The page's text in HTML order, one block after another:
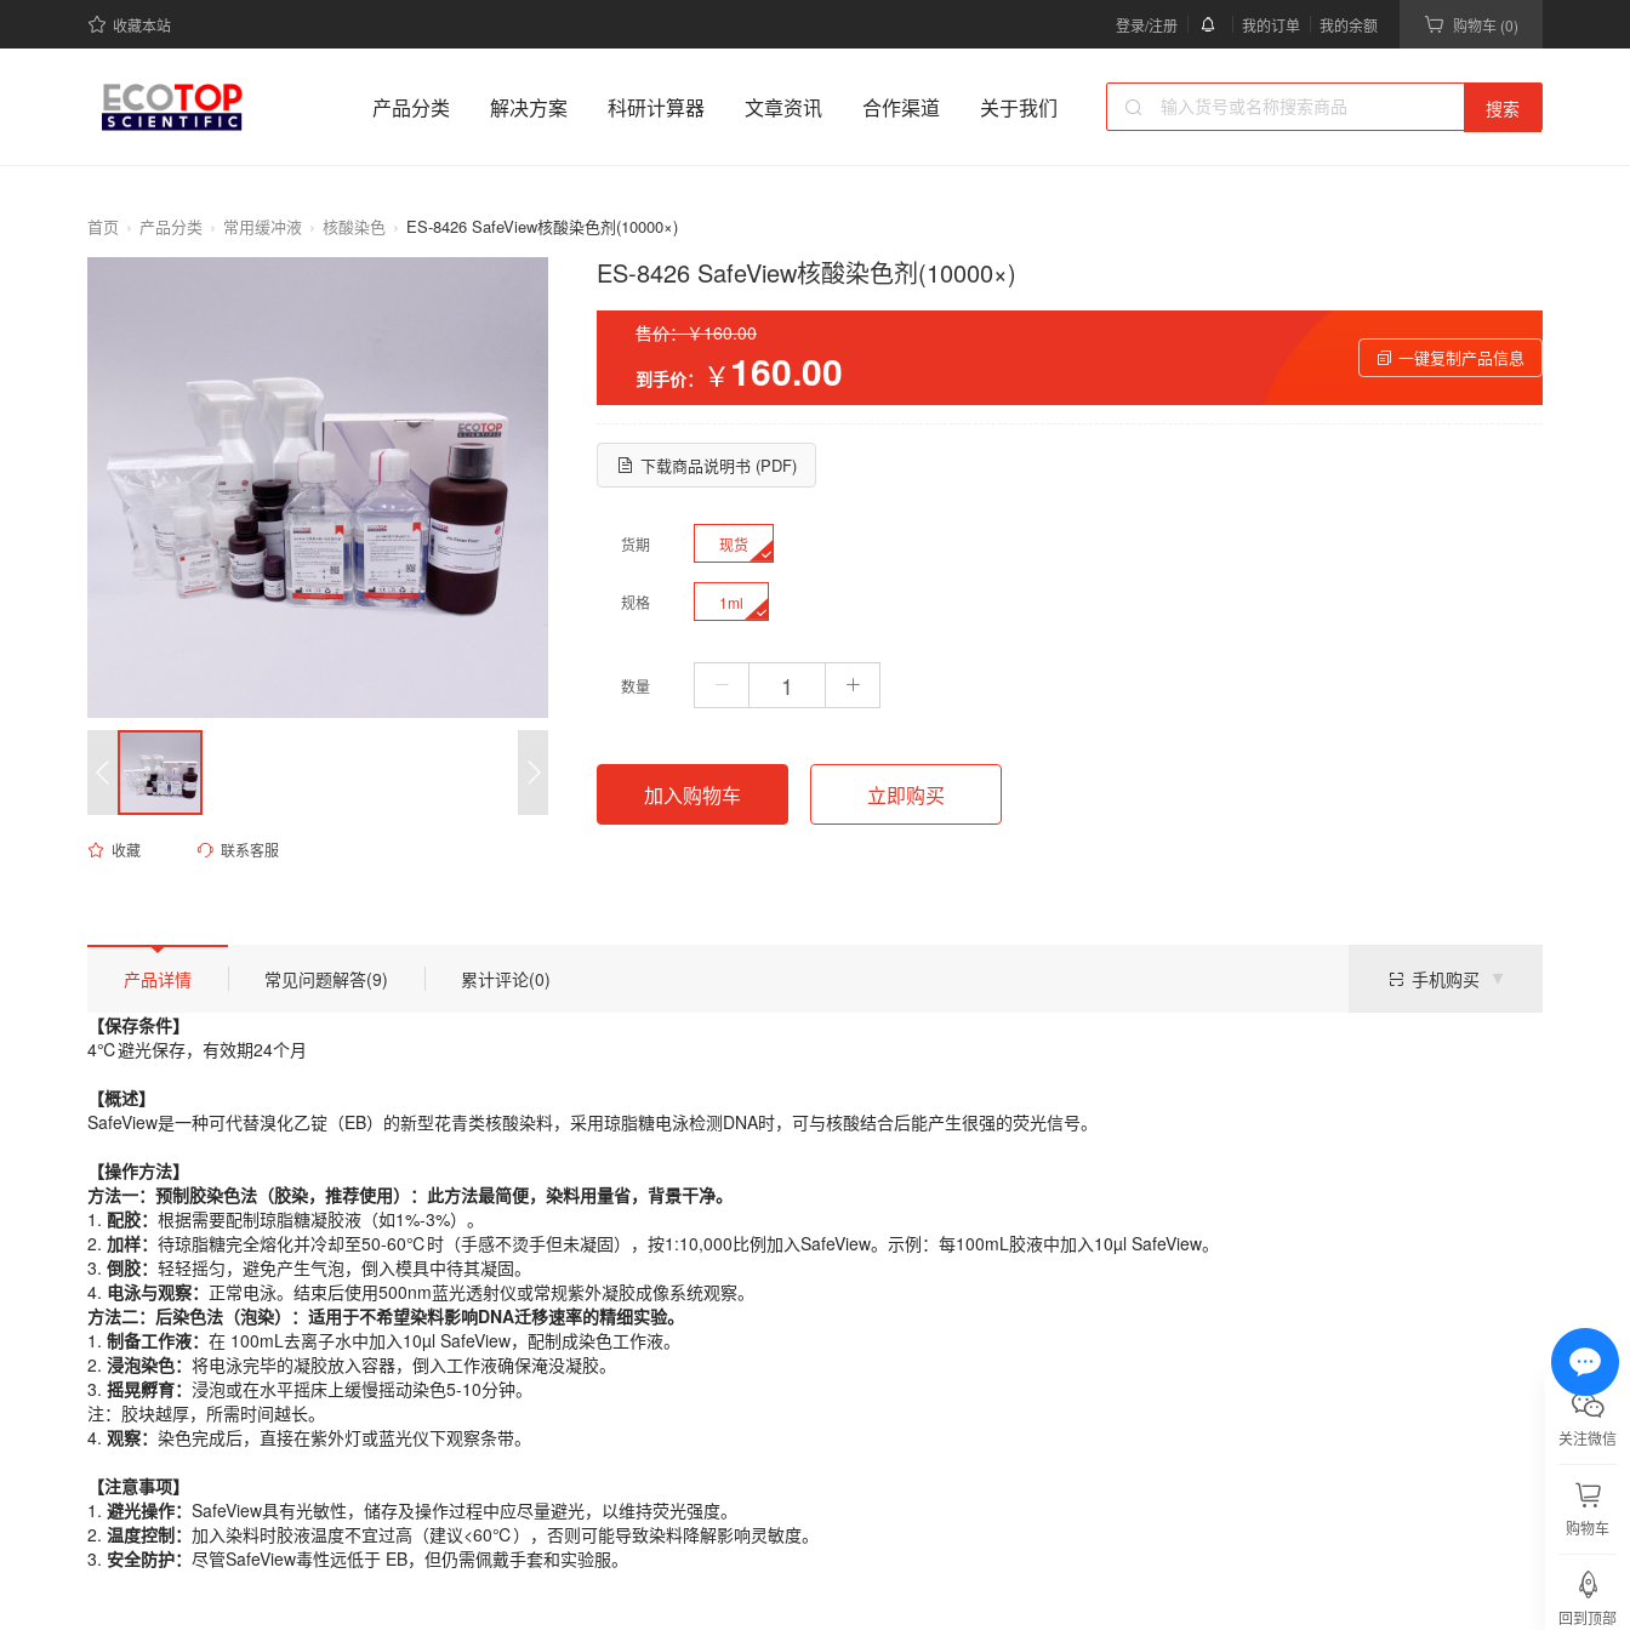
收藏本站 登录/注册 我的订单 我的余额 购物车 (0)
产品分类 解决方案 科研计算器 文章资讯 合作渠道 关于我们 搜索
首页 产品分类 常用缓冲液 核酸染色 ES-8426 SafeView核酸染色剂(10000×)
收藏 联系客服
ES-8426 SafeView核酸染色剂(10000×)
售价：￥160.00
到手价：
￥160.00 一键复制产品信息
下载商品说明书 (PDF)
货期 现货
规格 1ml
数量
加入购物车 立即购买
产品描述
【保存条件】
4℃避光保存，有效期24个月
【概述】
【操作方法】
方法一：预制胶染色法（胶染，推荐使用）
此方法最简便，染料用量省，背景干净。
1.配胶：根据需要配制琼脂糖凝胶液（如1%-3%）。
2.加样：待琼脂糖完全熔化并冷却至50-60℃时（手感不烫手但未凝固），按1:10,000比例加入SafeView。示例：每100mL胶液中加入10µl SafeView。
3. 倒胶： 轻轻摇匀，避免产生气泡，倒入模具中待其凝固。
4. 电泳与观察：正常电泳。结束后使用500nm蓝光透射仪或常规紫外凝胶成像系统观察。
方法二：后染色法（泡染）：适用于不希望染料影响DNA迁移速率的精细实验。
1. 制备工作液： 在 100mL去离子水中加入10µl SafeView，配制成染色工作液。
2.浸泡染色：将电泳完毕的凝胶放入容器，倒入工作液确保淹没凝胶。
3. 摇晃孵育：浸泡或在水平摇床上缓慢摇动染色5-10分钟。
注：胶块越厚，所需时间越长。
4. 观察：染色完成后，直接在紫外灯或蓝光仪下观察条带。
【 注意事项】
2.温度控制：
3. 安全防护： 尽管SafeView毒性远低于 EB，但仍需佩戴手套和实验服。
产品规格
货期
现货
产品详情 常见问题解答(9) 累计评论(0)
手机购买
【保存条件】
4℃避光保存，有效期24个月
【概述】
SafeView是一种可代替溴化乙锭（EB）的新型花青类核酸染料，采用琼脂糖电泳检测DNA时，可与核酸结合后能产生很强的荧光信号。
【操作方法】
方法一：预制胶染色法（胶染，推荐使用） ： 此方法最简便，染料用量省，背景干净。
1. 配胶： 根据需要配制琼脂糖凝胶液（如1%-3%）。
2. 加样： 待琼脂糖完全熔化并冷却至50-60℃时（手感不烫手但未凝固），按1:10,000比例加入SafeView。示例：每100mL胶液中加入10µl SafeView。
3. 倒胶： 轻轻摇匀，避免产生气泡，倒入模具中待其凝固。
4. 电泳与观察： 正常电泳。结束后使用500nm蓝光透射仪或常规紫外凝胶成像系统观察。
方法二：后染色法（泡染） ： 适用于不希望染料影响DNA迁移速率的精细实验。
1. 制备工作液： 在 100mL去离子水中加入10µl SafeView，配制成染色工作液。
2. 浸泡染色： 将电泳完毕的凝胶放入容器，倒入工作液确保淹没凝胶。
3. 摇晃孵育： 浸泡或在水平摇床上缓慢摇动染色5-10分钟。
注：胶块越厚，所需时间越长。
4. 观察： 染色完成后，直接在紫外灯或蓝光仪下观察条带。
【注意事项】
1. 避光操作： SafeView具有光敏性，储存及操作过程中应尽量避光，以维持荧光强度。
2. 温度控制： 加入染料时胶液温度不宜过高（建议<60℃），否则可能导致染料降解影响灵敏度。
3. 安全防护： 尽管SafeView毒性远低于 EB，但仍需佩戴手套和实验服。
关注微信
购物车
回到顶部